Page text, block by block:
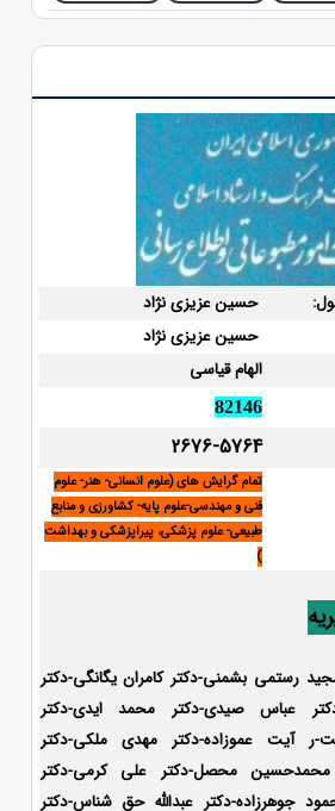
حسین عزیزی نژاد
حسین عزیزی نژاد
الهام قیاسی
82146
2676-5764
تمام گرایش های (علوم انسانی- هنر- علوم
فنی و مهندسی-علوم پایه- کشاورزی و منابع
طبیعی- علوم پزشکی، پیراپزشکی و بهداشت
)
رستمی بشمنی-دکتر کامران یگانگی-دکتر
دکتر عباس صیدی-دکتر محمد ایدی-دکتر
ر آیت عموزاده-دکتر مهدی ملکی-دکتر
محمدحسین محصل-دکتر علی کرمی-دکتر
جوهرزاده-دکتر عبدالله حق شناس-دکتر